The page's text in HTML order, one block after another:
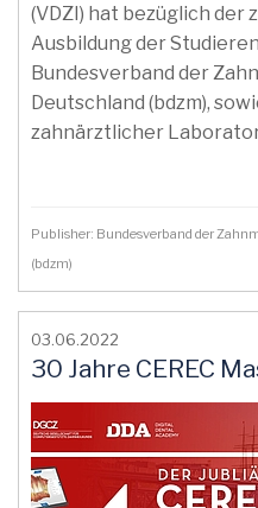
(VDZI) hat bezüglich der
Ausbildung der
Bundesverband der
Deutschland (bdzm),
zahnärztlicher
Publisher: Bundesverband der
(bdzm)
03.06.2022
30 Jahre CEREC